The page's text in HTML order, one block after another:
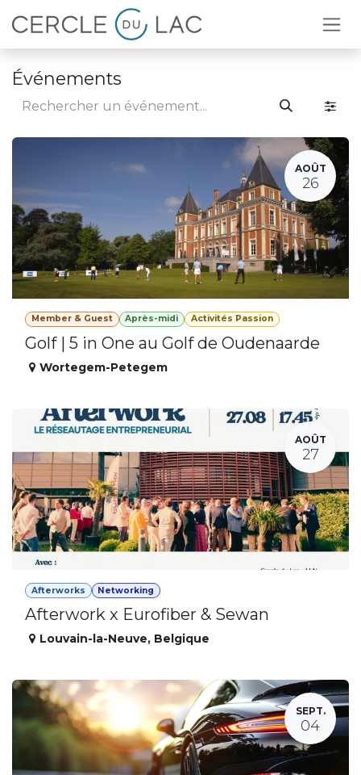
Se rendre au contenu
Événements
AOÛT
26
Member & Guest Après-midi Activités Passion
Golf | 5 in One au Golf de Oudenaarde
Wortegem-Petegem
AOÛT
27
Afterworks Networking
Afterwork x Eurofiber & Sewan
Louvain-la-Neuve, Belgique
SEPT.
04